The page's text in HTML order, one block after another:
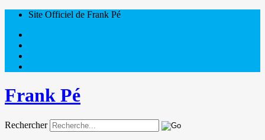
Site Officiel de Frank Pé
Frank Pé
Rechercher